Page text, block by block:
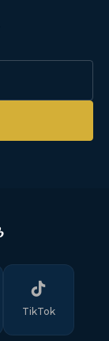
TikTok